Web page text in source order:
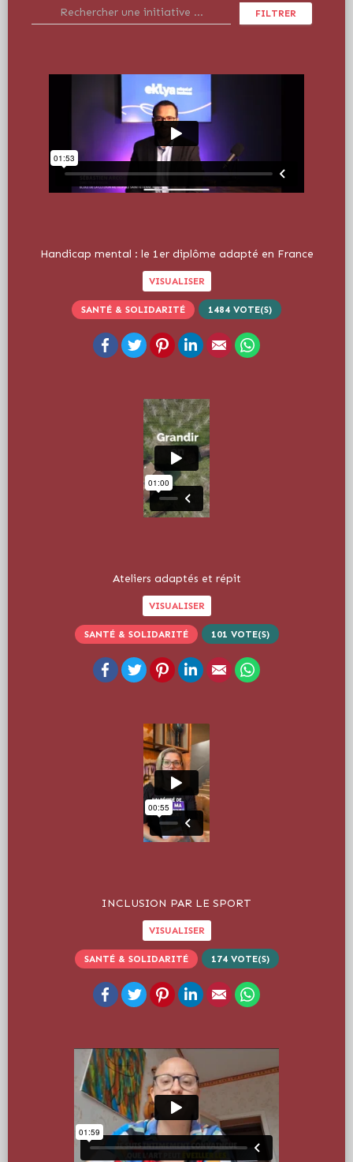
FILTRER
Handicap mental : le 1er diplôme adapté en France
VISUALISER
SANTÉ & SOLIDARITÉ 1484 VOTE(S)
FacebookTwitter PinterestLinkedInEmail
Ateliers adaptés et répit
VISUALISER
SANTÉ & SOLIDARITÉ 101 VOTE(S)
FacebookTwitter PinterestLinkedInEmail
INCLUSION PAR LE SPORT
VISUALISER
SANTÉ & SOLIDARITÉ 174VOTE(S)
FacebookTwitter PinterestLinkedInEmail